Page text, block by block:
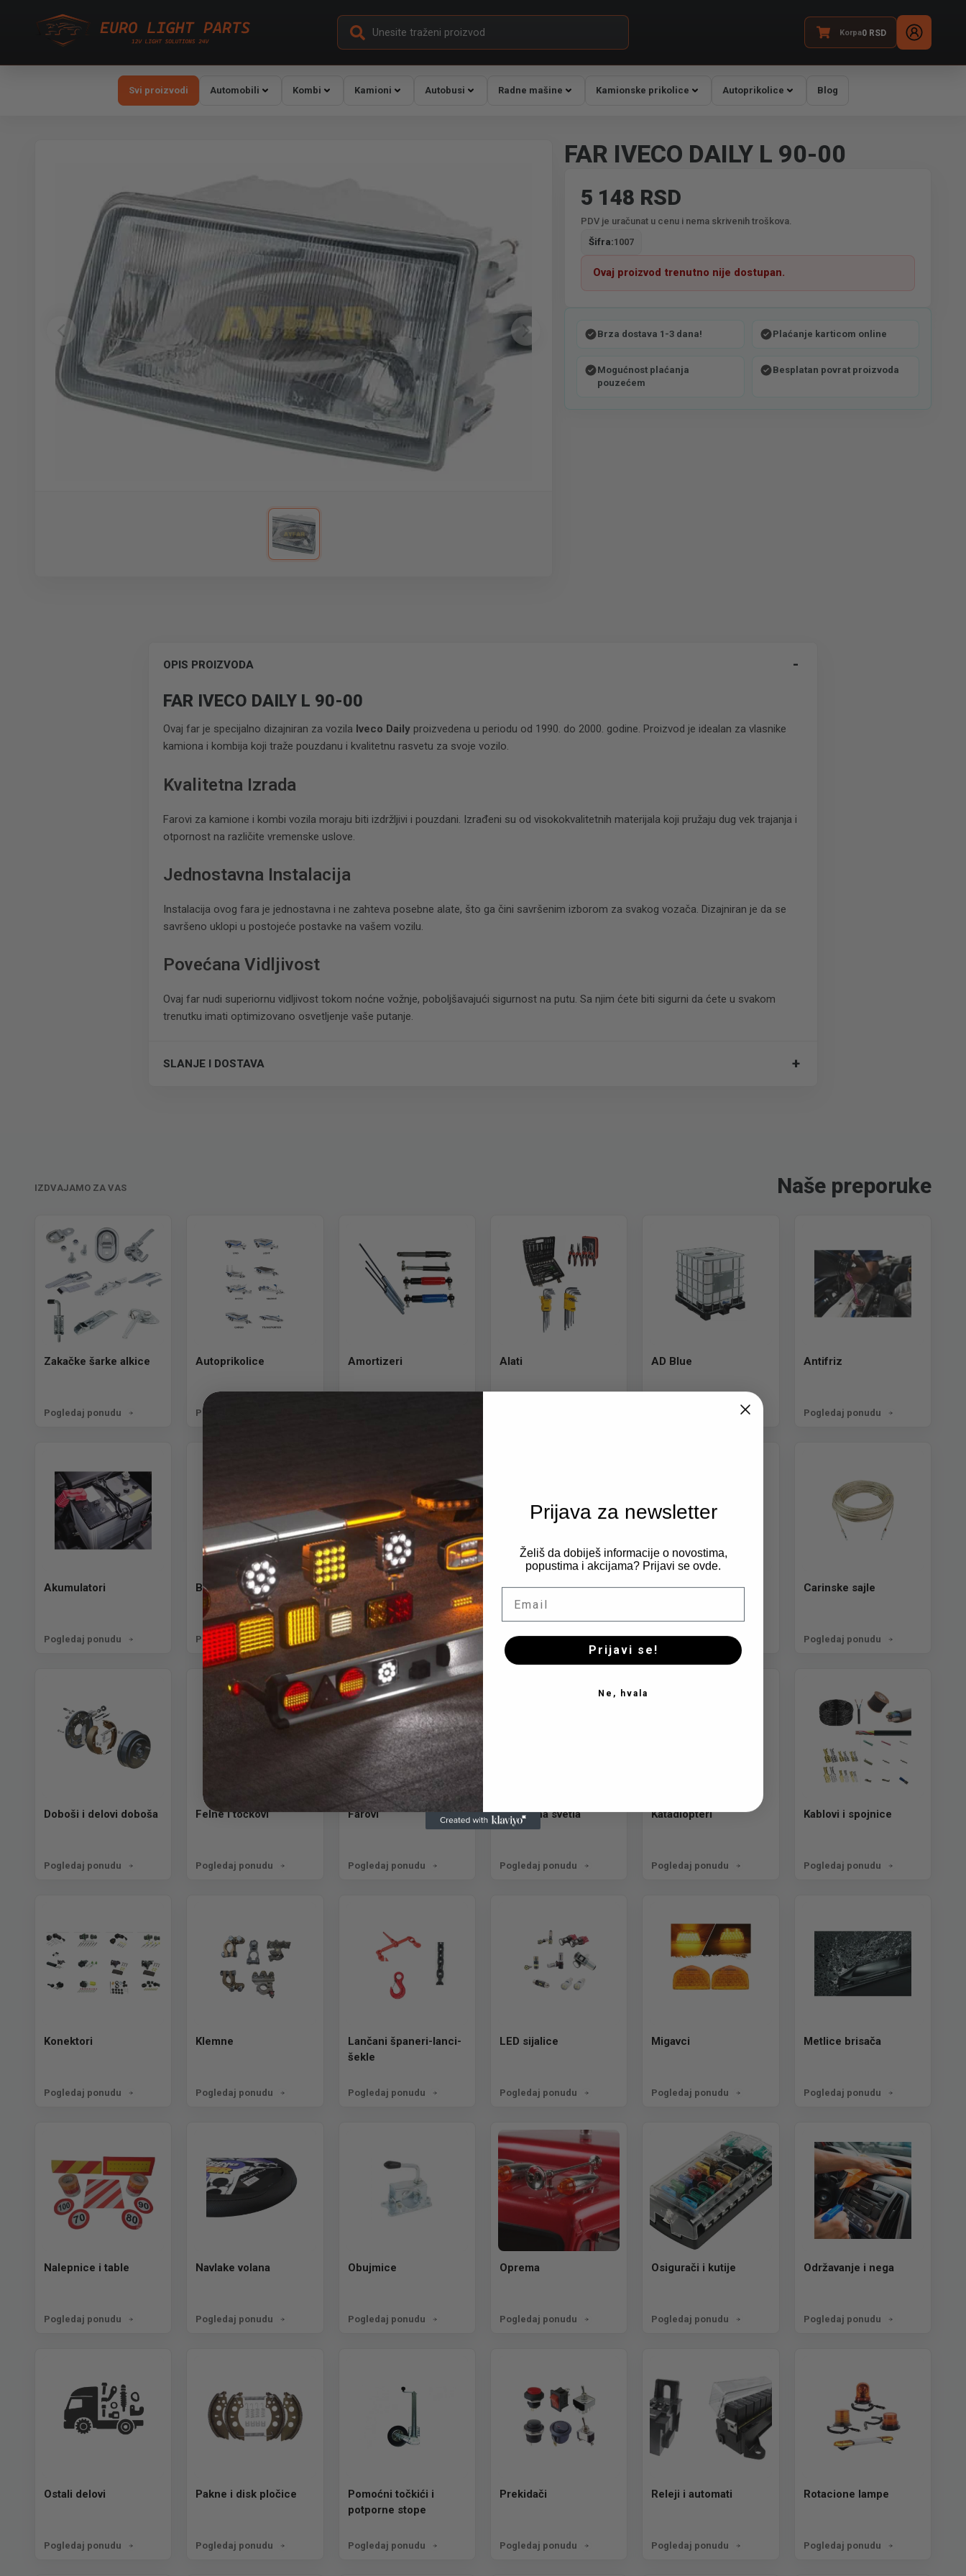
Korpa0RSD
Svi proizvodi Automobili Kombi Kamioni Autobusi Radne mašine Kamionske prikolice Autoprikolice Blog
FAR IVECO DAILY L 90-00
5 148 RSD
PDV je uračunat u cenu i nema skrivenih troškova.
Šifra:1007
Ovaj proizvod trenutno nije dostupan.
Brza dostava 1-3 dana! Plaćanje karticom online
Mogućnost plaćanja
pouzećem
Besplatan povrat proizvoda
OPIS PROIZVODA
FAR IVECO DAILY L 90-00
Ovaj far je specijalno dizajniran za vozila Iveco Daily proizvedena u periodu od 1990. do 2000. godine. Proizvod je idealan za vlasnike
kamiona i kombija koji traže pouzdanu i kvalitetnu rasvetu za svoje vozilo.
Kvalitetna Izrada
Farovi za kamione i kombi vozila moraju biti izdržljivi i pouzdani. Izrađeni su od visokokvalitetnih materijala koji pružaju dug vek trajanja i
otpornost na različite vremenske uslove.
Jednostavna Instalacija
Instalacija ovog fara je jednostavna i ne zahteva posebne alate, što ga čini savršenim izborom za svakog vozača. Dizajniran je da se
savršeno uklopi u postojeće postavke na vašem vozilu.
Povećana Vidljivost
Ovaj far nudi superiornu vidljivost tokom noćne vožnje, poboljšavajući sigurnost na putu. Sa njim ćete biti sigurni da ćete u svakom
trenutku imati optimizovano osvetljenje vaše putanje.
-
SLANJE I DOSTAVA +
IZDVAJAMO ZA VAS Naše preporuke
Zakačke šarke alkice
Pogledaj ponudu
Autoprikolice
Pogledaj ponudu
Amortizeri Alati AD Blue Antifriz
Pogledaj ponudu
Akumulatori
Pogledaj ponudu
Blatobrani
Pogledaj ponudu
Bakarne podloške
Pogledaj ponudu
Brave paljenja
Pogledaj ponudu
Creva goriva
Pogledaj ponudu
Carinske sajle
Pogledaj ponudu
Doboši i delovi doboša
Pogledaj ponudu
Felne i točkovi
Pogledaj ponudu
Farovi
Pogledaj ponudu
Gabaritna svetla
Pogledaj ponudu
Katadiopteri
Pogledaj ponudu
Kablovi i spojnice
Pogledaj ponudu
Konektori
Pogledaj ponudu
Klemne
Pogledaj ponudu
Lančani španeri-lanci-
šekle
Pogledaj ponudu
LED sijalice
Pogledaj ponudu
Migavci
Pogledaj ponudu
Metlice brisača
Pogledaj ponudu
Nalepnice i table
Pogledaj ponudu
Navlake volana
Pogledaj ponudu
Obujmice
Pogledaj ponudu
Oprema
Pogledaj ponudu
Osigurači i kutije
Pogledaj ponudu
Održavanje i nega
Pogledaj ponudu
Ostali delovi
Pogledaj ponudu
Pakne i disk pločice
Pogledaj ponudu
Pomoćni točkići i
potporne stope
Pogledaj ponudu
Prekidači
Pogledaj ponudu
Releji i automati
Pogledaj ponudu
Rotacione lampe
Pogledaj ponudu
Prijava za newsletter
Želiš da dobiješ informacije o novostima,
popustima i akcijama? Prijavi se ovde.
Prijavi se!
Ne, hvala